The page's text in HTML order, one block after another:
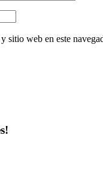
sitio web en este